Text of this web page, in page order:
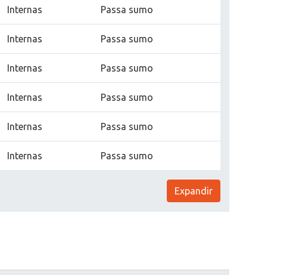
Internas Passa sumo
Internas Passa sumo
Internas Passa sumo
Internas Passa sumo
Internas Passa sumo
Internas Passa sumo
Expandir